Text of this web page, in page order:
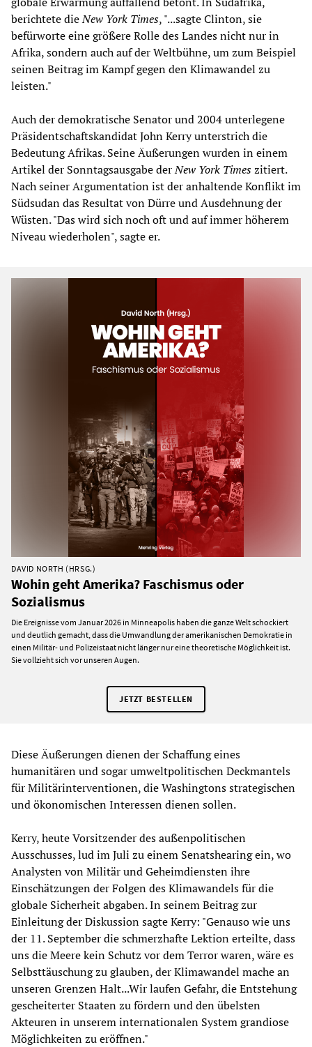
berichtete dieNew York Times, "...sagte Clinton, sie
befürworte eine größere Rolle des Landes nicht nur in
Afrika, sondern auch auf der Weltbühne, um zum Beispiel
seinen Beitrag im Kampf gegen den Klimawandel zu
leisten."
Auch der demokratische Senator und 2004 unterlegene
Präsidentschaftskandidat John Kerry unterstrich die
Bedeutung Afrikas. Seine Äußerungen wurden in einem
Artikel der Sonntagsausgabe derNew York Timeszitiert.
Nach seiner Argumentation ist der anhaltende Konflikt im
Südsudan das Resultat von Dürre und Ausdehnung der
Wüsten. "Das wird sich noch oft und auf immer höherem
Niveau wiederholen", sagte er.
DAVID NORTH (HRSG.)
Wohin geht Amerika? Faschismus oder
Sozialismus
Die Ereignisse vom Januar 2026 in Minneapolis haben die ganze Welt schockiert
und deutlich gemacht, dass die Umwandlung der amerikanischen Demokratie in
einen Militär- und Polizeistaat nicht länger nur eine theoretische Möglichkeit ist.
Sie vollzieht sich vor unseren Augen.
JETZT BESTELLEN
Diese Äußerungen dienen der Schaffung eines
humanitären und sogar umweltpolitischen Deckmantels
für Militärinterventionen, die Washingtons strategischen
und ökonomischen Interessen dienen sollen.
Kerry, heute Vorsitzender des außenpolitischen
Ausschusses, lud im Juli zu einem Senatshearing ein, wo
Analysten von Militär und Geheimdiensten ihre
Einschätzungen der Folgen des Klimawandels für die
globale Sicherheit abgaben. In seinem Beitrag zur
Einleitung der Diskussion sagte Kerry: "Genauso wie uns
der 11. September die schmerzhafte Lektion erteilte, dass
uns die Meere kein Schutz vor dem Terror waren, wäre es
Selbsttäuschung zu glauben, der Klimawandel mache an
unseren Grenzen Halt...Wir laufen Gefahr, die Entstehung
gescheiterter Staaten zu fördern und den übelsten
Akteuren in unserem internationalen System grandiose
Möglichkeiten zu eröffnen."